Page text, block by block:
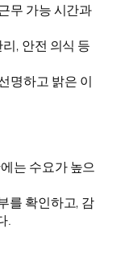
무 가능 시간과
, 안전 의식 등
명하고 밝은 이
는 수요가 높으
를 확인하고, 감
.